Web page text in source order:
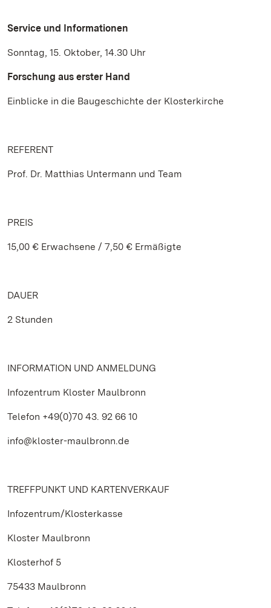
Service und Informationen
Sonntag, 15. Oktober, 14.30 Uhr
Forschung aus erster Hand
Einblicke in die Baugeschichte der Klosterkirche
REFERENT
Prof. Dr. Matthias Untermann und Team
PREIS
15,00 € Erwachsene / 7,50 € Ermäßigte
DAUER
2 Stunden
INFORMATION UND ANMELDUNG
Infozentrum Kloster Maulbronn
Telefon +49(0)70 43. 92 66 10
info@kloster-maulbronn.de
TREFFPUNKT UND KARTENVERKAUF
Infozentrum/Klosterkasse
Kloster Maulbronn
Klosterhof 5
75433 Maulbronn